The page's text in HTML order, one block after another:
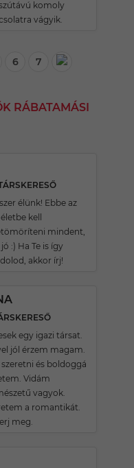
komoly
vágyik.
6 7
RÁBATAMÁSI
élünk! Ebbe az
kell
mindent,
:) Ha Te is így
akkor írj!
egy igazi társat.
jól érzem magam.
és boldoggá
Vidám
vagyok.
a romantikát.
meg.